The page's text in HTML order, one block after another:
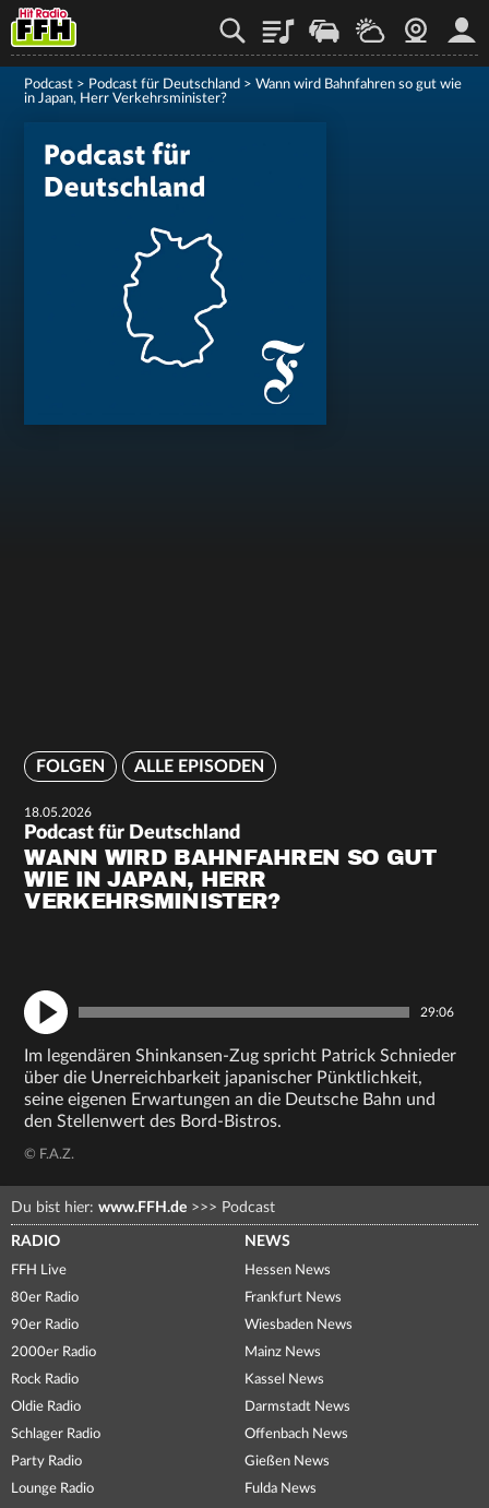
PlaylistStaupilotWetterWebcam
Podcast > Podcast für Deutschland > Wann wird Bahnfahren so gut wie
in Japan, Herr Verkehrsminister?
FOLGEN ALLE EPISODEN
18.05.2026
Podcast für Deutschland
WANN WIRD BAHNFAHREN SO GUT
WIE IN JAPAN, HERR
VERKEHRSMINISTER?
29:06
Im legendären Shinkansen-Zug spricht Patrick Schnieder
über die Unerreichbarkeit japanischer Pünktlichkeit,
seine eigenen Erwartungen an die Deutsche Bahn und
den Stellenwert des Bord-Bistros.
© F.A.Z.
Du bist hier: www.FFH.de >>> Podcast
RADIO
FFH Live
80er Radio
90er Radio
2000er Radio
Rock Radio
Oldie Radio
Schlager Radio
Party Radio
Lounge Radio
NEWS
Hessen News
Frankfurt News
Wiesbaden News
Mainz News
Kassel News
Darmstadt News
Offenbach News
Gießen News
Fulda News